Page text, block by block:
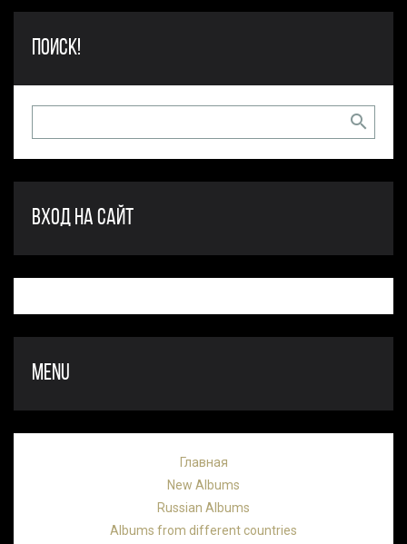
ПОИСК!
ВХОД НА САЙТ
MENU
Главная
New Albums
Russian Albums
Albums from different countries